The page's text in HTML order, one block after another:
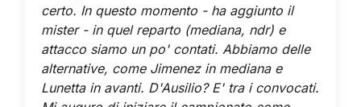
certo. In questo momento - ha aggiunto il
mister - in quel reparto (mediana, ndr) e
attacco siamo un po' contati. Abbiamo delle
alternative, come Jimenez in mediana e
Lunetta in avanti. D'Ausilio? E' tra i convocati.